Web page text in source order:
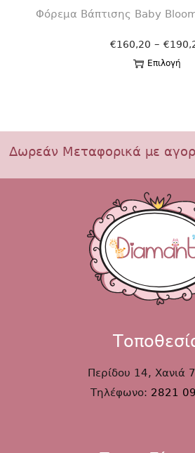
Φόρεμα Βάπτισης Βaby
€160,20 – €
Επιλογή
Δωρεάν Μεταφορικά με
Περίδου 14, Χανιά
Τηλέφωνο: 2821